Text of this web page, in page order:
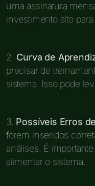
uma assinatura
investimento alto
2. Curva de
precisar de
sistema. Isso pode
3. Possíveis Erros
forem inseridos
análises. É
alimentar o sistema.